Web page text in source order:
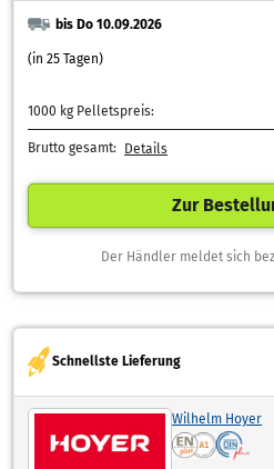
bis Do 10.09.2026
(in 25 Tagen)
1000 kg Pelletspreis:
Brutto gesamt: Details
Zur
Der Händler meldet sich
Schnellste Lieferung
Wilhelm Hoyer